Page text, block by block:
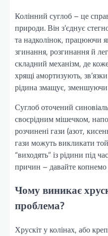
Колінний суглоб – це
природи. Він з’єднує
та надколінок, працюючи
згинання, розгинання й
складний механізм, де
хрящі амортизують,
рідина змащує, зменшуючи
Суглоб оточений
своєрідним мішечком,
розчинені гази (азот,
гази можуть викликати
“виходять” із рідини під
причин – давайте
Чому виникає
проблема?
Хрускіт у колінах, або